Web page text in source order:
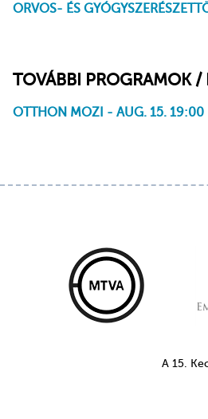
ORVOS- ÉS
TOVÁBBI PROGRAMOK /
OTTHON MOZI - AUG. 15. 19:00
A 15.